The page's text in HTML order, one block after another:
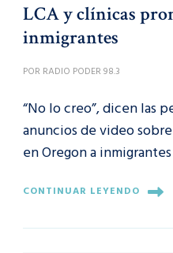
LCA y clínicas
inmigrantes
POR RADIO PODER 98.3
“No lo creo”, dicen las
anuncios de video
en Oregon a
CONTINUAR LEYENDO